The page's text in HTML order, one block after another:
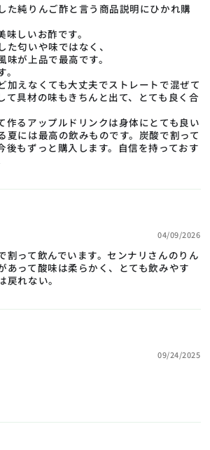
た純りんご酢と言う商品説明にひかれ購
しいお酢です。
た匂いや味ではなく、
味が上品で最高です。
加えなくても大丈夫でストレートで混ぜて
て具材の味もきちんと出て、とても良く合
作るアップルドリンクは身体にとても良い
夏には最高の飲みものです。炭酸で割って
後もずっと購入します。自信を持っておす
04/09/2026
割って飲んでいます。センナリさんのりん
あって酸味は柔らかく、とても飲みやす
戻れない。
09/24/2025